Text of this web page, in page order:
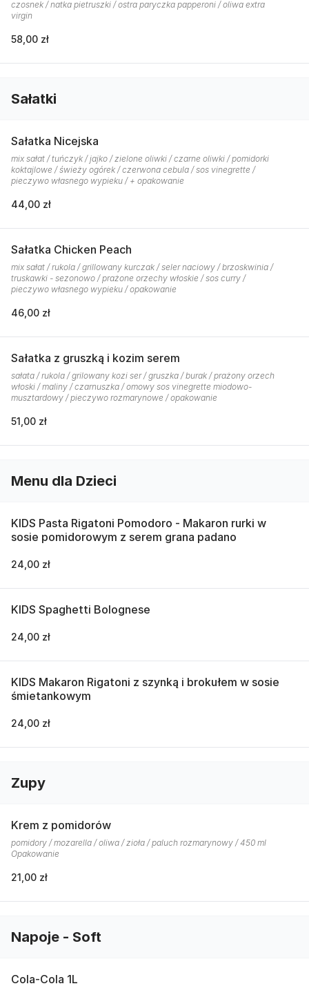
czosnek / natka pietruszki / ostra paryczka papperoni / oliwa extra
virgin
58,00 zł
Sałatki
Sałatka Nicejska
mix sałat / tuńczyk / jajko / zielone oliwki / czarne oliwki / pomidorki
koktajlowe / świeży ogórek / czerwona cebula / sos vinegrette /
pieczywo własnego wypieku / + opakowanie
44,00 zł
Sałatka Chicken Peach
mix sałat / rukola / grillowany kurczak / seler naciowy / brzoskwinia /
truskawki - sezonowo / prażone orzechy włoskie / sos curry /
pieczywo własnego wypieku / opakowanie
46,00 zł
Sałatka z gruszką i kozim serem
sałata / rukola / grilowany kozi ser / gruszka / burak / prażony orzech
włoski / maliny / czarnuszka / omowy sos vinegrette miodowo-
musztardowy / pieczywo rozmarynowe / opakowanie
51,00 zł
Menu dla Dzieci
KIDS Pasta Rigatoni Pomodoro - Makaron rurki w
sosie pomidorowym z serem grana padano
24,00 zł
KIDS Spaghetti Bolognese
24,00 zł
KIDS Makaron Rigatoni z szynką i brokułem w sosie
śmietankowym
24,00 zł
Zupy
Krem z pomidorów
pomidory / mozarella / oliwa / zioła / paluch rozmarynowy / 450 ml
Opakowanie
21,00 zł
Napoje - Soft
Cola-Cola 1L